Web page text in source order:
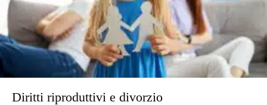
Diritti riproduttivi e divorzio